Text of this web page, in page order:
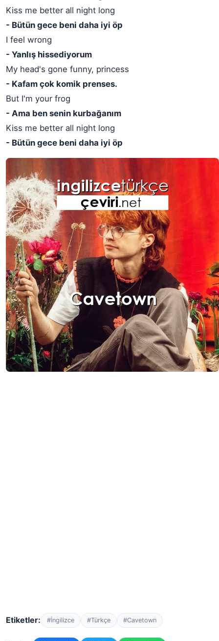
Kiss me better all night long
- Bütün gece beni daha iyi öp
I feel wrong
- Yanlış hissediyorum
My head's gone funny, princess
- Kafam çok komik prenses.
But I'm your frog
- Ama ben senin kurbağanım
Kiss me better all night long
- Bütün gece beni daha iyi öp
Etiketler: #İngilizce #Türkçe #Cavetown